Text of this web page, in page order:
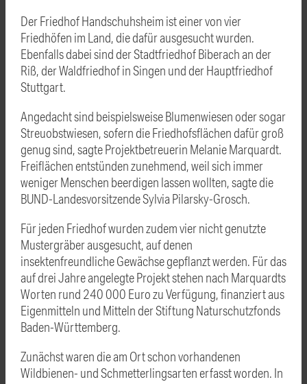
Der Friedhof Handschuhsheim ist einer von vier
Friedhöfen im Land, die dafür ausgesucht wurden.
Ebenfalls dabei sind der StadtfriedhofBiberachan der
Riß, der Waldfriedhof in Singen und der Hauptfriedhof
Stuttgart.
Angedacht sind beispielsweise Blumenwiesen oder sogar
Streuobstwiesen, sofern die Friedhofsflächen dafür groß
genug sind, sagte Projektbetreuerin Melanie Marquardt.
Freiflächen entstünden zunehmend, weil sich immer
weniger Menschen beerdigen lassen wollten, sagte die
BUND-Landesvorsitzende Sylvia Pilarsky-Grosch.
Für jeden Friedhof wurden zudem vier nicht genutzte
Mustergräber ausgesucht, auf denen
insektenfreundliche Gewächse gepflanzt werden. Für das
auf drei Jahre angelegte Projekt stehen nach Marquardts
Worten rund 240 000 Euro zu Verfügung, finanziert aus
Eigenmitteln und Mitteln der Stiftung Naturschutzfonds
Baden-Württemberg.
Zunächst waren die am Ort schon vorhandenen
Wildbienen- und Schmetterlingsarten erfasst worden. In